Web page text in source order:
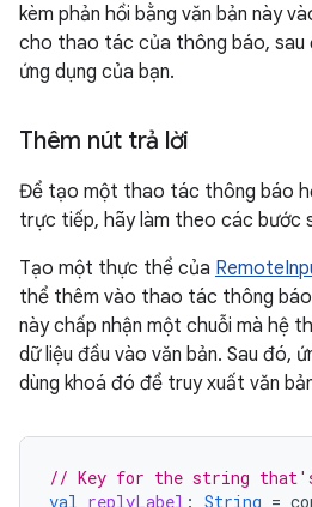
kèm phản hồi bằng văn bản này
cho thao tác của thông báo, sau
ứng dụng của bạn.
Thêm nút trả lời
Để tạo một thao tác thông báo
trực tiếp, hãy làm theo các bước
Tạo một thực thể của
thể thêm vào thao tác thông
này chấp nhận một chuỗi mà hệ
dữ liệu đầu vào văn bản. Sau đó,
dùng khoá đó để truy xuất văn
// Key for the string
val replyLabel : String =